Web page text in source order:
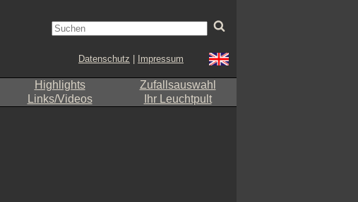
Datenschutz Impressum
Highlights
Zufallsauswahl
Links/Videos Ihr Leuchtpult